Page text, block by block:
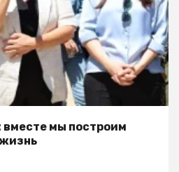
мы построим